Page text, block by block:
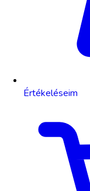
Értékeléseim